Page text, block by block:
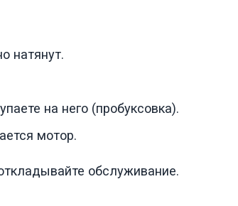
натянут.
на него (пробуксовка).
мотор.
обслуживание.